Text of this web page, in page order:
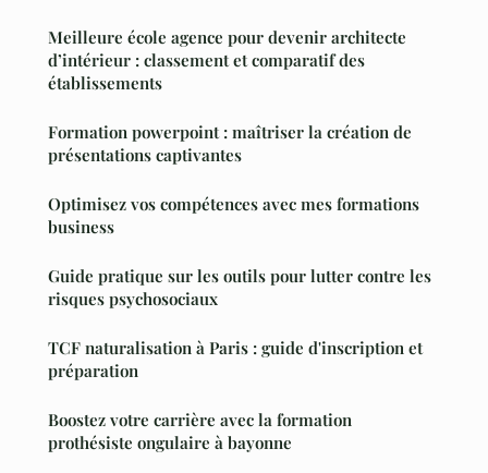
Meilleure école agence pour devenir architecte
d’intérieur : classement et comparatif des
établissements
Formation powerpoint : maîtriser la création de
présentations captivantes
Optimisez vos compétences avec mes formations
business
Guide pratique sur les outils pour lutter contre les
risques psychosociaux
TCF naturalisation à Paris : guide d'inscription et
préparation
Boostez votre carrière avec la formation
prothésiste ongulaire à bayonne